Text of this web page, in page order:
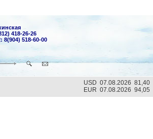
418-26-26
8(904) 518-60-00
USD 07.08.2026 81,40
EUR 07.08.2026 94,05